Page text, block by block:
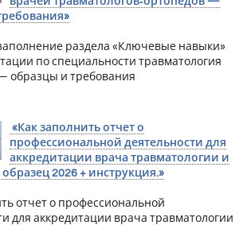
раздела «Ключевые навыки»
по специальности травматология
образцы и требования
«Как заполнить отчет о
профессиональной деятельности для
аккредитации врача травматологии и
2026 + инструкция.»
отчет о профессиональной
для аккредитации врача травматологии